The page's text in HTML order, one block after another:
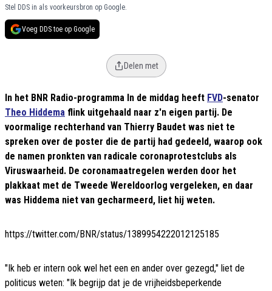
Stel DDS in als voorkeursbron op Google.
Voeg DDS toe op Google
Delen met
In het BNR Radio-programma In de middag heeft FVD-senator
Theo Hiddema flink uitgehaald naar z'n eigen partij. De
voormalige rechterhand van Thierry Baudet was niet te
spreken over de poster die de partij had gedeeld, waarop ook
de namen pronkten van radicale coronaprotestclubs als
Viruswaarheid. De coronamaatregelen werden door het
plakkaat met de Tweede Wereldoorlog vergeleken, en daar
was Hiddema niet van gecharmeerd, liet hij weten.
https://twitter.com/BNR/status/1389954222012125185
"Ik heb er intern ook wel het een en ander over gezegd," liet de
politicus weten: "Ik begrijp dat je de vrijheidsbeperkende